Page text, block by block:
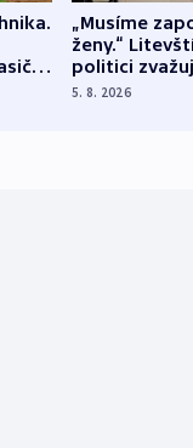
z
„Musíme
ženy.“
politici
dohodu o
5. 8. 2026